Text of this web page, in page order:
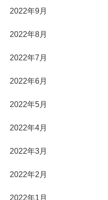
2022年9月
2022年8月
2022年7月
2022年6月
2022年5月
2022年4月
2022年3月
2022年2月
2022年1月